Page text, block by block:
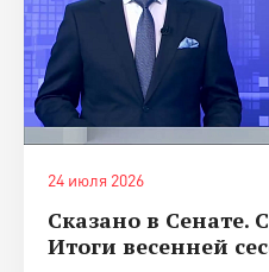
24 июля 2026
Сказано в Сенате.
Итоги весенней